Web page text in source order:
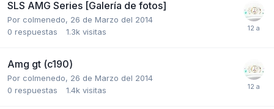
SLS AMG Series [Galería de fotos]
Por colmenedo, 26 de Marzo del 2014
0 respuestas 1.3k visitas
Amg gt (c190)
Por colmenedo, 26 de Marzo del 2014
0 respuestas 1.4k visitas